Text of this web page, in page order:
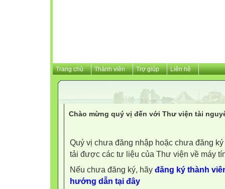
Trang chủ Thành viên Trợ giúp Liên hệ
Chào mừng quý vị đến với Thư viện tài
Quý vị chưa đăng nhập hoặc chưa đăng
tải được các tư liệu của Thư viện về máy
Nếu chưa đăng ký, hãy đăng ký thành
hướng dẫn tại đây